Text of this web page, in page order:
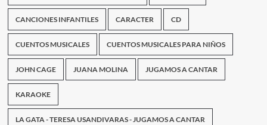
CANCIONES INFANTILES CARACTER CD
CUENTOS MUSICALES CUENTOS MUSICALES PARA NIÑOS
JOHN CAGE JUANA MOLINA JUGAMOS A CANTAR
KARAOKE
LA GATA - TERESA USANDIVARAS - JUGAMOS A CANTAR